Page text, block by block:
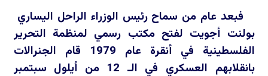
فبعد عام من سماح رئيس الوزراء الراحل اليساري
بولنت أجويت لفتح مكتب رسمي لمنظمة التحرير
الفلسطينية في أنقرة عام 1979 قام الجنرالات
بانقلابهم العسكري في الـ 12 من أيلول سبتمبر